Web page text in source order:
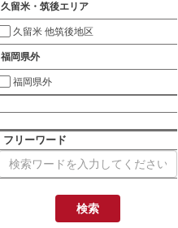
久留米・筑後エリア
久留米 他筑後地区
福岡県外
福岡県外
フリーワード